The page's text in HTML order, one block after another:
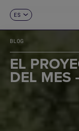
ES
FR
DE
IT
PT
BLOG
EL
DEL MES